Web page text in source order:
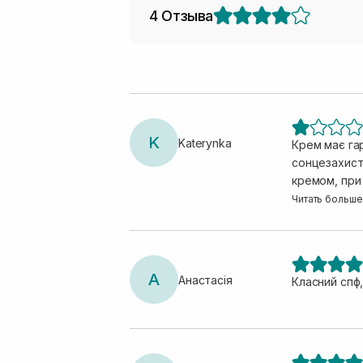
4 Отзыва
K Katerynka
Крем має
кремом, при
жодним
Читать больше
А Анастасія Класний